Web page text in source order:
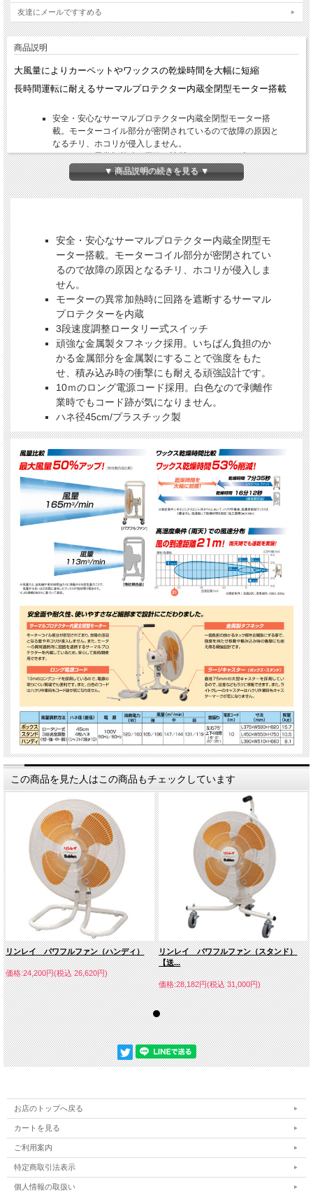
友達にメールですすめる
商品説明
大風量によりカーペットやワックスの乾燥時間を大幅に短縮
長時間運転に耐えるサーマルプロテクター内蔵全閉型モーター搭載
安全・安心なサーマルプロテクター内蔵全閉型モーター搭
載。モーターコイル部分が密閉されているので故障の原因と
なるチリ、ホコリが侵入しません。
モーターの異常加熱時に回路を遮断するサーマルプロテクタ
ーを内蔵
3段速度調整ロータリー式スイッチ
頑強な金属製タフネック採用。いちばん負担のかかる金属部
ード跡が気になりません。
ハネ径45cm/プラスチック製
▼ 商品説明の続きを見る ▼
安全・安心なサーマルプロテクター内蔵全閉型モ
ーター搭載。モーターコイル部分が密閉されてい
るので故障の原因となるチリ、ホコリが侵入しま
せん。
モーターの異常加熱時に回路を遮断するサーマル
プロテクターを内蔵
3段速度調整ロータリー式スイッチ
頑強な金属製タフネック採用。いちばん負担のか
かる金属部分を金属製にすることで強度をもた
せ、積み込み時の衝撃にも耐える頑強設計です。
10ｍのロング電源コード採用。白色なので剥離作
業時でもコード跡が気になりません。
ハネ径45cm/プラスチック製
この商品を見た人はこの商品もチェックしています
リンレイ パワフルファン（ハンディ）
価格:24,200円(税込 26,620円)
リンレイ パワフルファン（スタンド）
【送...
価格:28,182円(税込 31,000円)
お店のトップへ戻る
カートを見る
ご利用案内
特定商取引法表示
個人情報の取扱い